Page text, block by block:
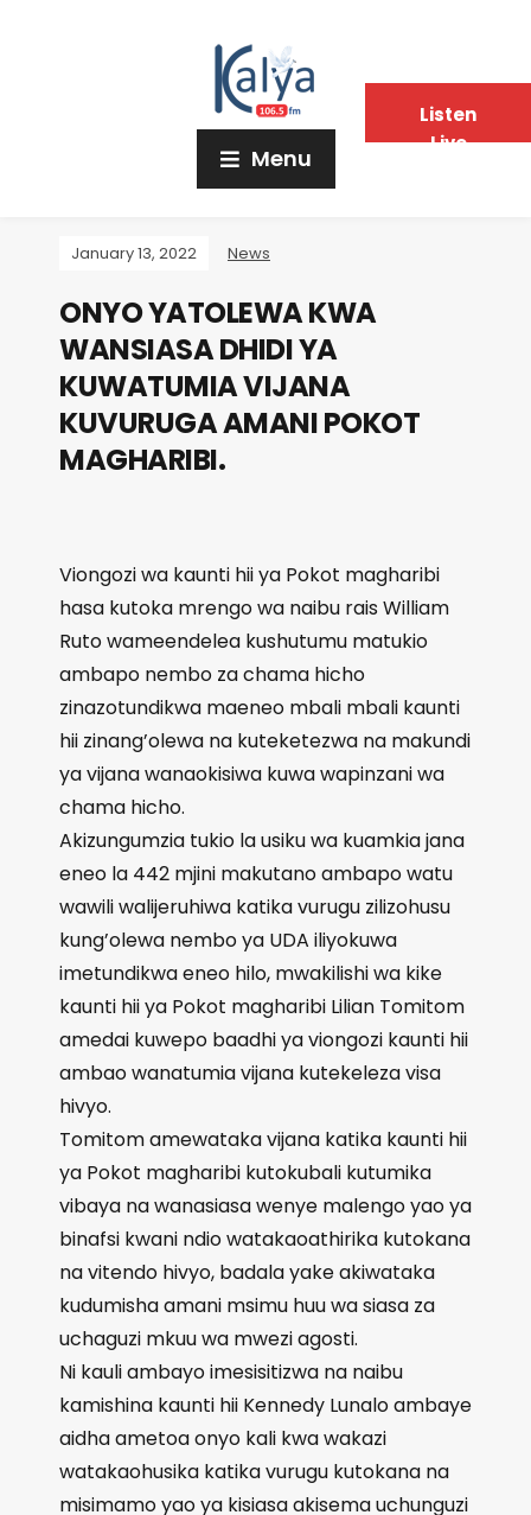
Menu
January 13, 2022 News
ONYO YATOLEWA KWA
WANSIASA DHIDI YA
KUWATUMIA VIJANA
KUVURUGA AMANI POKOT
MAGHARIBI.
Viongozi wa kaunti hii ya Pokot magharibi
hasa kutoka mrengo wa naibu rais William
Ruto wameendelea kushutumu matukio
ambapo nembo za chama hicho
zinazotundikwa maeneo mbali mbali kaunti
hii zinang’olewa na kuteketezwa na makundi
ya vijana wanaokisiwa kuwa wapinzani wa
chama hicho.
Akizungumzia tukio la usiku wa kuamkia jana
eneo la 442 mjini makutano ambapo watu
wawili walijeruhiwa katika vurugu zilizohusu
kung’olewa nembo ya UDA iliyokuwa
imetundikwa eneo hilo, mwakilishi wa kike
kaunti hii ya Pokot magharibi Lilian Tomitom
amedai kuwepo baadhi ya viongozi kaunti hii
ambao wanatumia vijana kutekeleza visa
hivyo.
Tomitom amewataka vijana katika kaunti hii
ya Pokot magharibi kutokubali kutumika
vibaya na wanasiasa wenye malengo yao ya
binafsi kwani ndio watakaoathirika kutokana
na vitendo hivyo, badala yake akiwataka
kudumisha amani msimu huu wa siasa za
uchaguzi mkuu wa mwezi agosti.
Ni kauli ambayo imesisitizwa na naibu
kamishina kaunti hii Kennedy Lunalo ambaye
aidha ametoa onyo kali kwa wakazi
watakaohusika katika vurugu kutokana na
misimamo yao ya kisiasa akisema uchunguzi
Listen
Live